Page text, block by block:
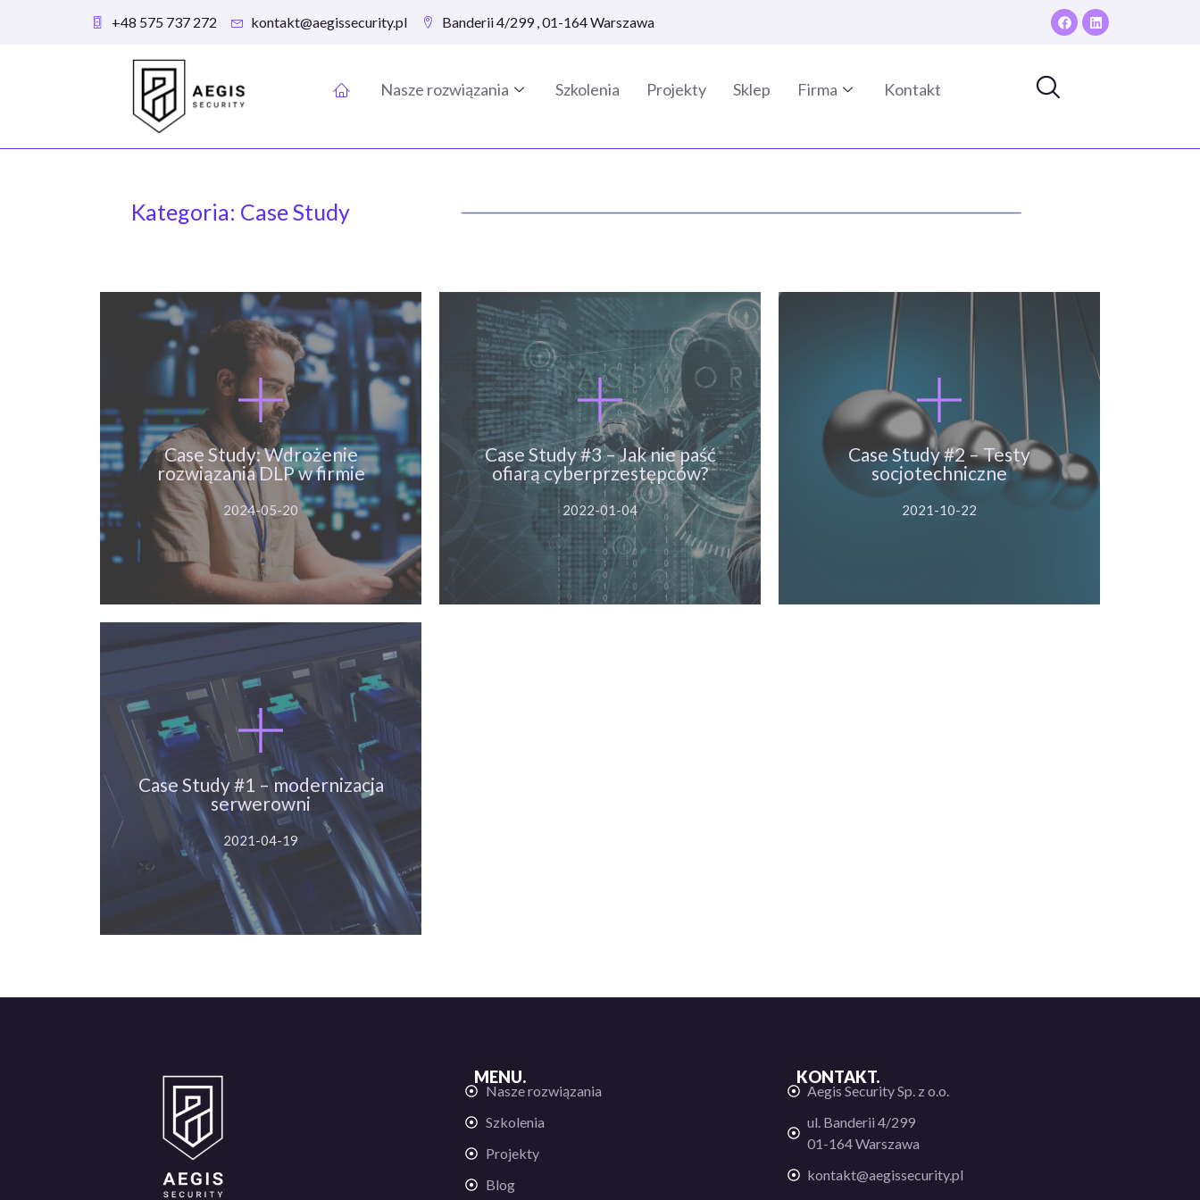
+48 575 737 272 kontakt@aegissecurity.pl Banderii 4/299 , 01-164 Warszawa
Nasze rozwiązania Szkolenia Projekty Sklep Firma Kontakt
Kategoria: Case Study
Case Study: Wdrożenie
rozwiązania DLP w firmie
2024-05-20
Case Study: Wdrożenie
rozwiązania DLP w firmie
Więcej
Case Study #3 – Jak nie paść
ofiarą cyberprzestępców?
2022-01-04
Case Study #3 – Jak nie paść
ofiarą cyberprzestępców?
Więcej
Case Study #2 – Testy
socjotechniczne
2021-10-22
Case Study #2 – Testy
socjotechniczne
Więcej
Case Study #1 – modernizacja
serwerowni
2021-04-19
Case Study #1 – modernizacja
serwerowni
Więcej
MENU.
Nasze rozwiązania
Szkolenia
Projekty
Blog
KONTAKT.
Aegis Security Sp. z o.o.
ul. Banderii 4/299
01-164 Warszawa
kontakt@aegissecurity.pl